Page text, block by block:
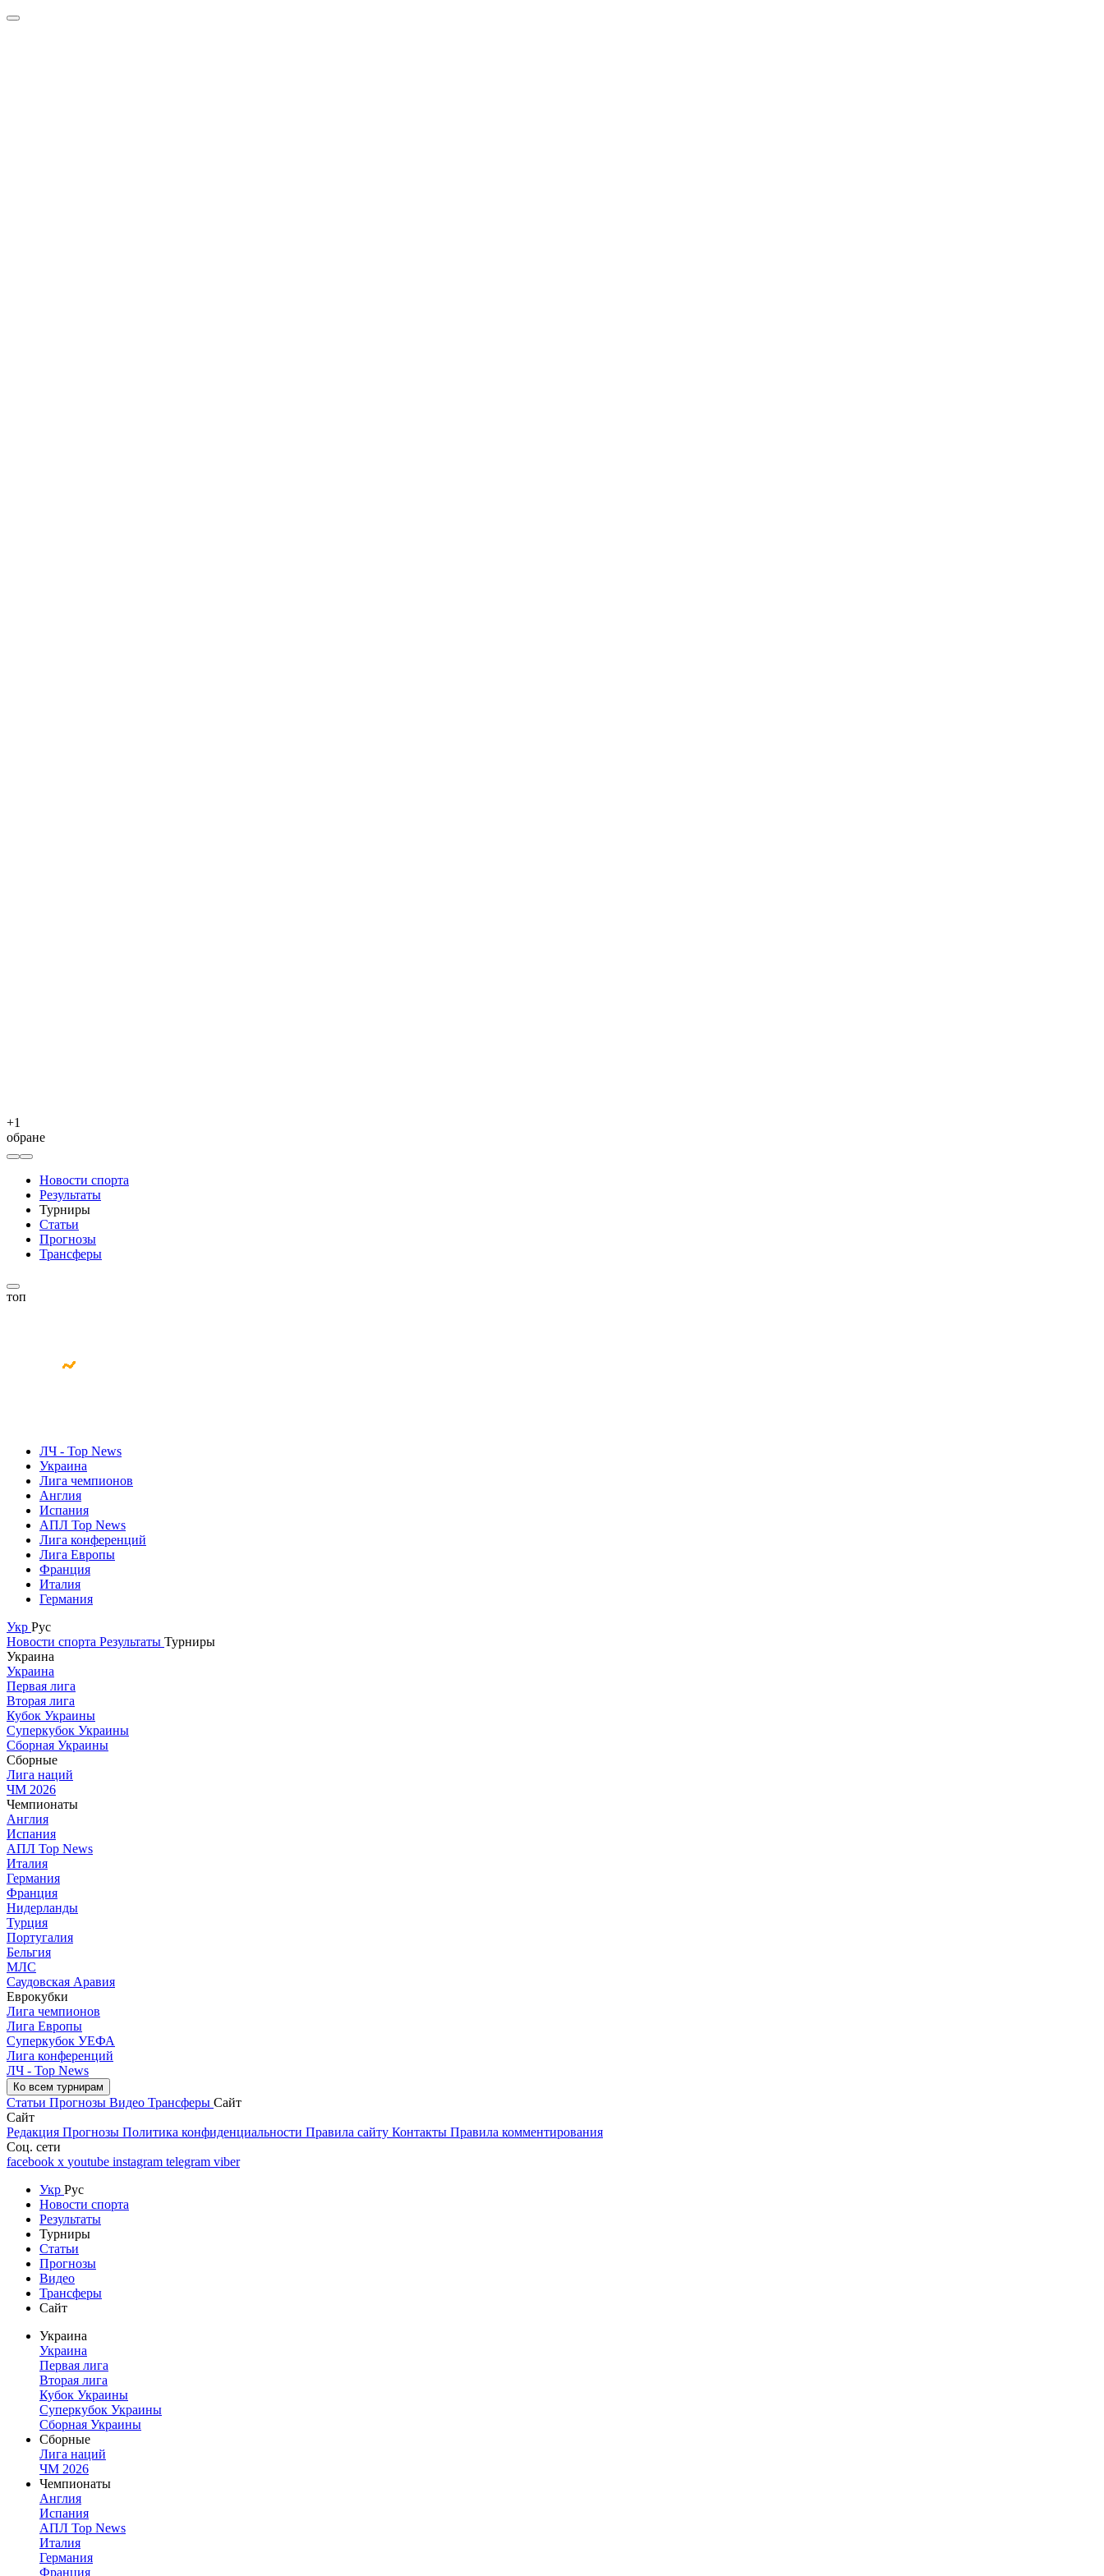
+1
обране
Новости спорта
Результаты
Турниры
Статьи
Прогнозы
Трансферы
топ
ЛЧ - Top News
Украина
Лига чемпионов
Англия
Испания
АПЛ Top News
Лига конференций
Лига Европы
Франция
Италия
Германия
Укр Рус
Новости спорта Результаты Турниры
Украина
Украина
Первая лига
Вторая лига
Кубок Украины
Суперкубок Украины
Сборная Украины
Сборные
Лига наций
ЧМ 2026
Чемпионаты
Англия
Испания
АПЛ Top News
Италия
Германия
Франция
Нидерланды
Турция
Португалия
Бельгия
МЛС
Саудовская Аравия
Еврокубки
Лига чемпионов
Лига Европы
Суперкубок УЕФА
Лига конференций
ЛЧ - Top News
Ко всем турнирам
Статьи Прогнозы Видео Трансферы Сайт
Сайт
Редакция Прогнозы Политика конфиденциальности Правила сайту Контакты Правила комментирования
Соц. сети
facebook x youtube instagram telegram viber
Укр Рус
Новости спорта
Результаты
Турниры
Статьи
Прогнозы
Видео
Трансферы
Сайт
Украина
Украина
Первая лига
Вторая лига
Кубок Украины
Суперкубок Украины
Сборная Украины
Сборные
Лига наций
ЧМ 2026
Чемпионаты
Англия
Испания
АПЛ Top News
Италия
Германия
Франция